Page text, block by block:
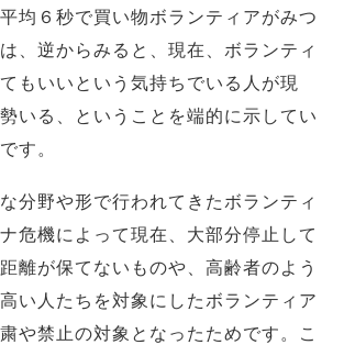
均６秒で買い物ボランティアがみつ
、逆からみると、現在、ボランティ
もいいという気持ちでいる人が現
いる、ということを端的に示してい
す。
分野や形で行われてきたボランティ
危機によって現在、大部分停止して
離が保てないものや、高齢者のよう
い人たちを対象にしたボランティア
や禁止の対象となったためです。こ